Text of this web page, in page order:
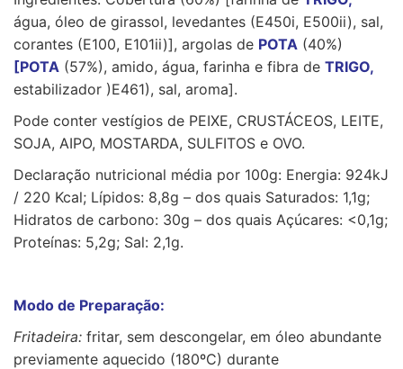
água, óleo de girassol, levedantes (E450i, E500ii), sal,
corantes (E100, E101ii)], argolas de POTA (40%)
[POTA (57%), amido, água, farinha e fibra de TRIGO,
estabilizador )E461), sal, aroma].
Pode conter vestígios de PEIXE, CRUSTÁCEOS, LEITE,
SOJA, AIPO, MOSTARDA, SULFITOS e OVO.
Declaração nutricional média por 100g: Energia: 924kJ
/ 220 Kcal; Lípidos: 8,8g – dos quais Saturados: 1,1g;
Hidratos de carbono: 30g – dos quais Açúcares: <0,1g;
Proteínas: 5,2g; Sal: 2,1g.
Modo de Preparação:
Fritadeira: fritar, sem descongelar, em óleo abundante
previamente aquecido (180ºC) durante